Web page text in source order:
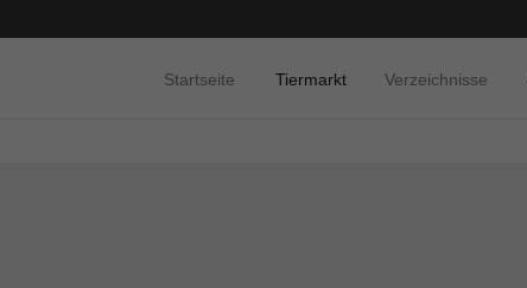
Startseite Tiermarkt Verzeichnisse